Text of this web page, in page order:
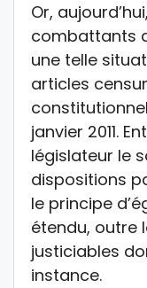
Or,
combattants
une telle
articles
janvier 2011.
législateur le
dispositions
le principe
étendu, outre
justiciables
instance.